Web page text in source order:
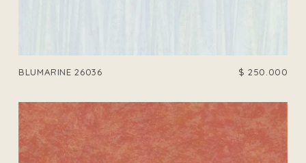
BLUMARINE 26036 $ 250.000